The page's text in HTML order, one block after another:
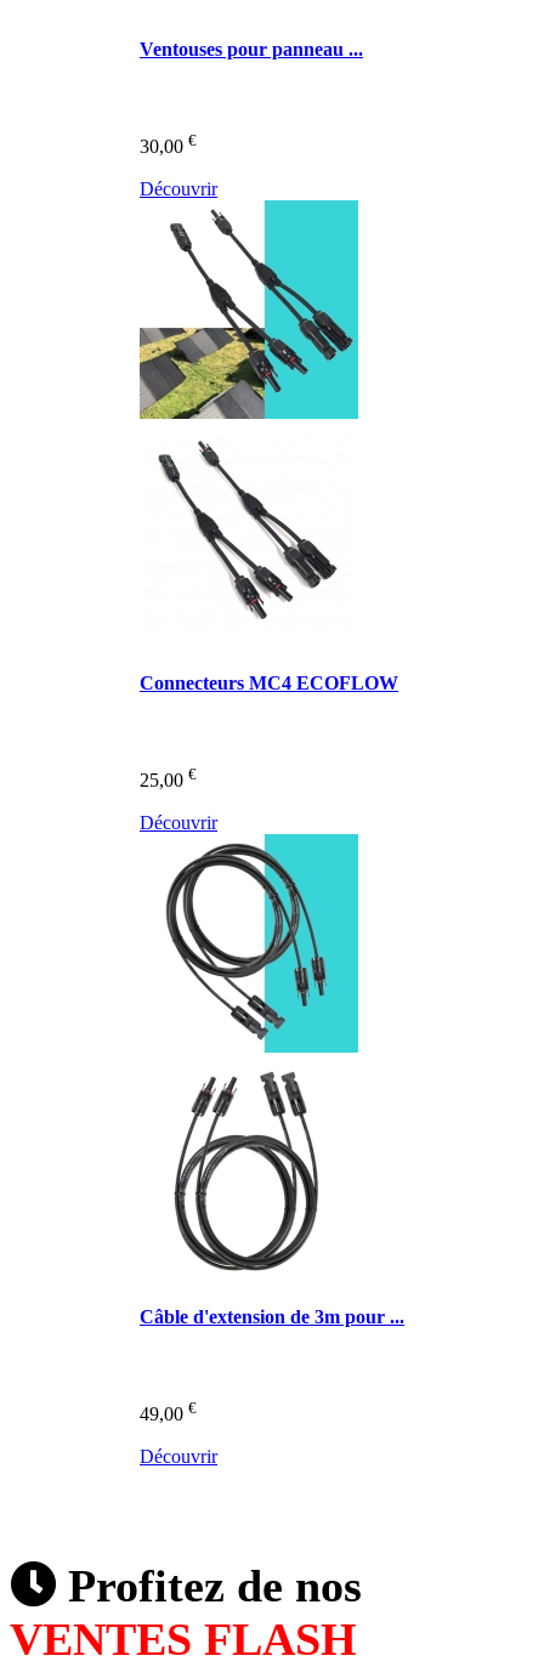
Ventouses pour panneau ...
30,00 €
Découvrir
Connecteurs MC4 ECOFLOW
25,00 €
Découvrir
Câble d'extension de 3m pour ...
49,00 €
Découvrir
Profitez de nos
VENTES FLASH